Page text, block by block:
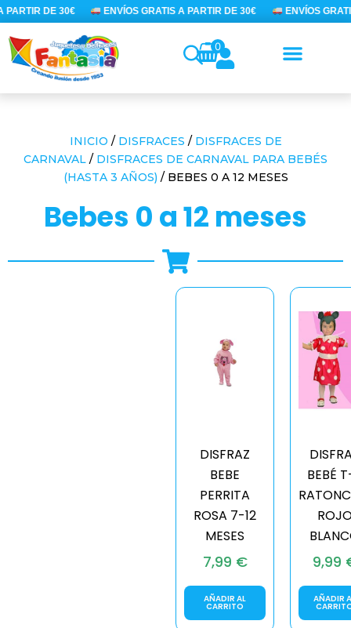
Ir
al
contenido
DE 30€ ENVÍOS GRATIS A PARTIR DE 30€ ENVÍOS
0
INICIO / DISFRACES / DISFRACES DE
CARNAVAL / DISFRACES DE CARNAVAL PARA BEBÉS
(HASTA 3 AÑOS) / BEBES 0 A 12 MESES
bebes 0 a 12 meses
DISFRAZ
BEBE
PERRITA
ROSA 7-12
MESES
7,99 €
AÑADIR AL
CARRITO
BEBÉ
9,99
AÑADIR